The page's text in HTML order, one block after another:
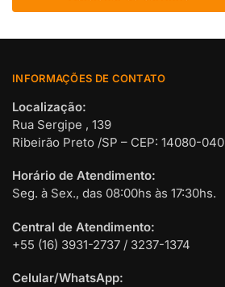
INFORMAÇÕES DE CONTATO
Localização:
Rua Sergipe , 139
Ribeirão Preto /SP – CEP: 14080-040
Horário de Atendimento:
Seg. à Sex., das 08:00hs às 17:30hs.
Central de Atendimento:
+55 (16) 3931-2737 / 3237-1374
Celular/WhatsApp: